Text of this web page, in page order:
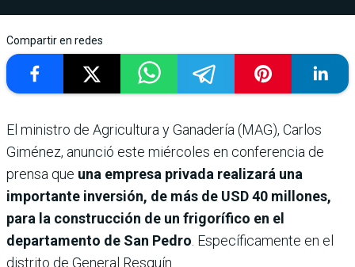
Compartir en redes
El ministro de Agricultura y Ganadería (MAG), Carlos
Giménez, anunció este miércoles en conferencia de
prensa que una empresa privada realizará una
importante inversión, de más de USD 40 millones,
para la construcción de un frigorífico en el
departamento de San Pedro . Específicamente en el
distrito de General Resquín.